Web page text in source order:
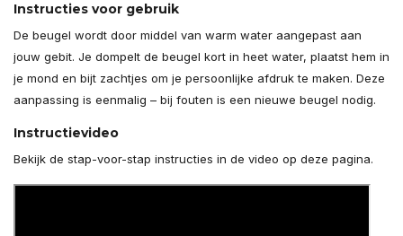
Instructies voor gebruik
De beugel wordt door middel van warm water aangepast aan
jouw gebit. Je dompelt de beugel kort in heet water, plaatst hem in
je mond en bijt zachtjes om je persoonlijke afdruk te maken. Deze
aanpassing is eenmalig – bij fouten is een nieuwe beugel nodig.
Instructievideo
Bekijk de stap-voor-stap instructies in de video op deze pagina.